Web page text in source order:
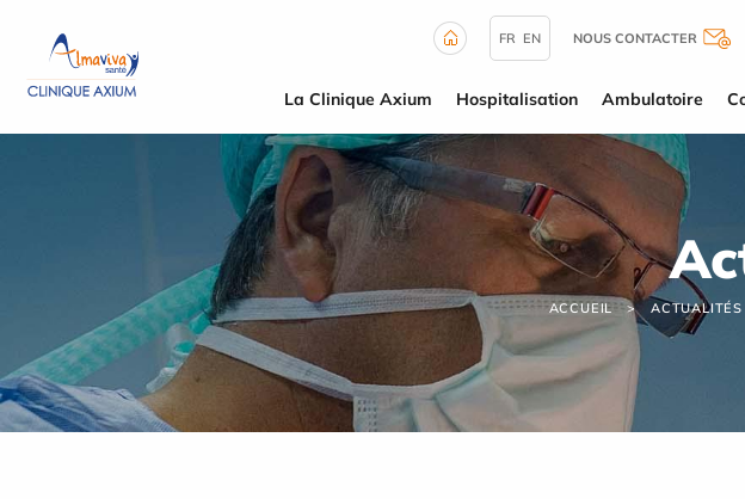
FR EN NOUS CONTACTER
La Clinique Axium Hospitalisation Ambulatoire
ACCUEIL ACTUALITÉS